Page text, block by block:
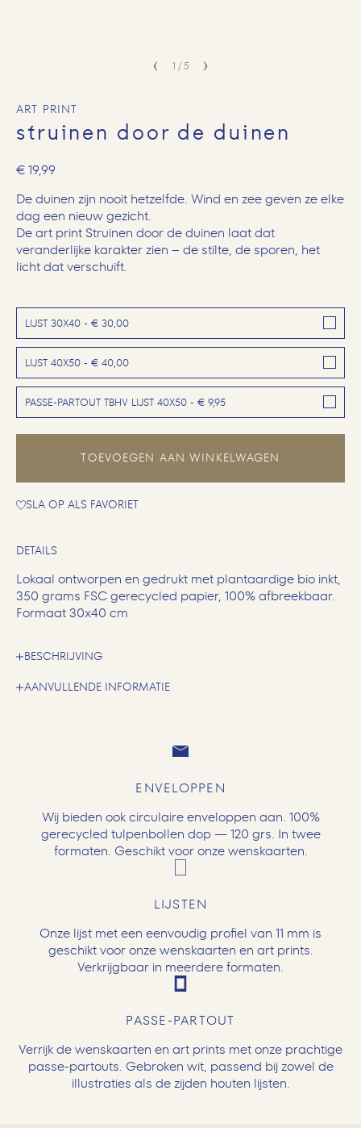
1 / 5
ART PRINT
struinen door de duinen
€ 19,99
De duinen zijn nooit hetzelfde. Wind en zee geven ze elke
dag een nieuw gezicht.
De art print Struinen door de duinen laat dat
veranderlijke karakter zien – de stilte, de sporen, het
licht dat verschuift.
LIJST 30X40 - € 30,00
LIJST 40X50 - € 40,00
PASSE-PARTOUT TBHV LIJST 40X50 - € 9,95
TOEVOEGEN AAN WINKELWAGEN
SLA OP ALS FAVORIET
DETAILS
Lokaal ontworpen en gedrukt met plantaardige bio inkt,
350 grams FSC gerecycled papier, 100% afbreekbaar.
Formaat 30x40 cm
BESCHRIJVING
AANVULLENDE INFORMATIE
ENVELOPPEN
Wij bieden ook circulaire enveloppen aan. 100%
gerecycled tulpenbollen dop — 120 grs. In twee
formaten. Geschikt voor onze wenskaarten.
LIJSTEN
Onze lijst met een eenvoudig profiel van 11 mm is
geschikt voor onze wenskaarten en art prints.
Verkrijgbaar in meerdere formaten.
PASSE-PARTOUT
Verrijk de wenskaarten en art prints met onze prachtige
passe-partouts. Gebroken wit, passend bij zowel de
illustraties als de zijden houten lijsten.